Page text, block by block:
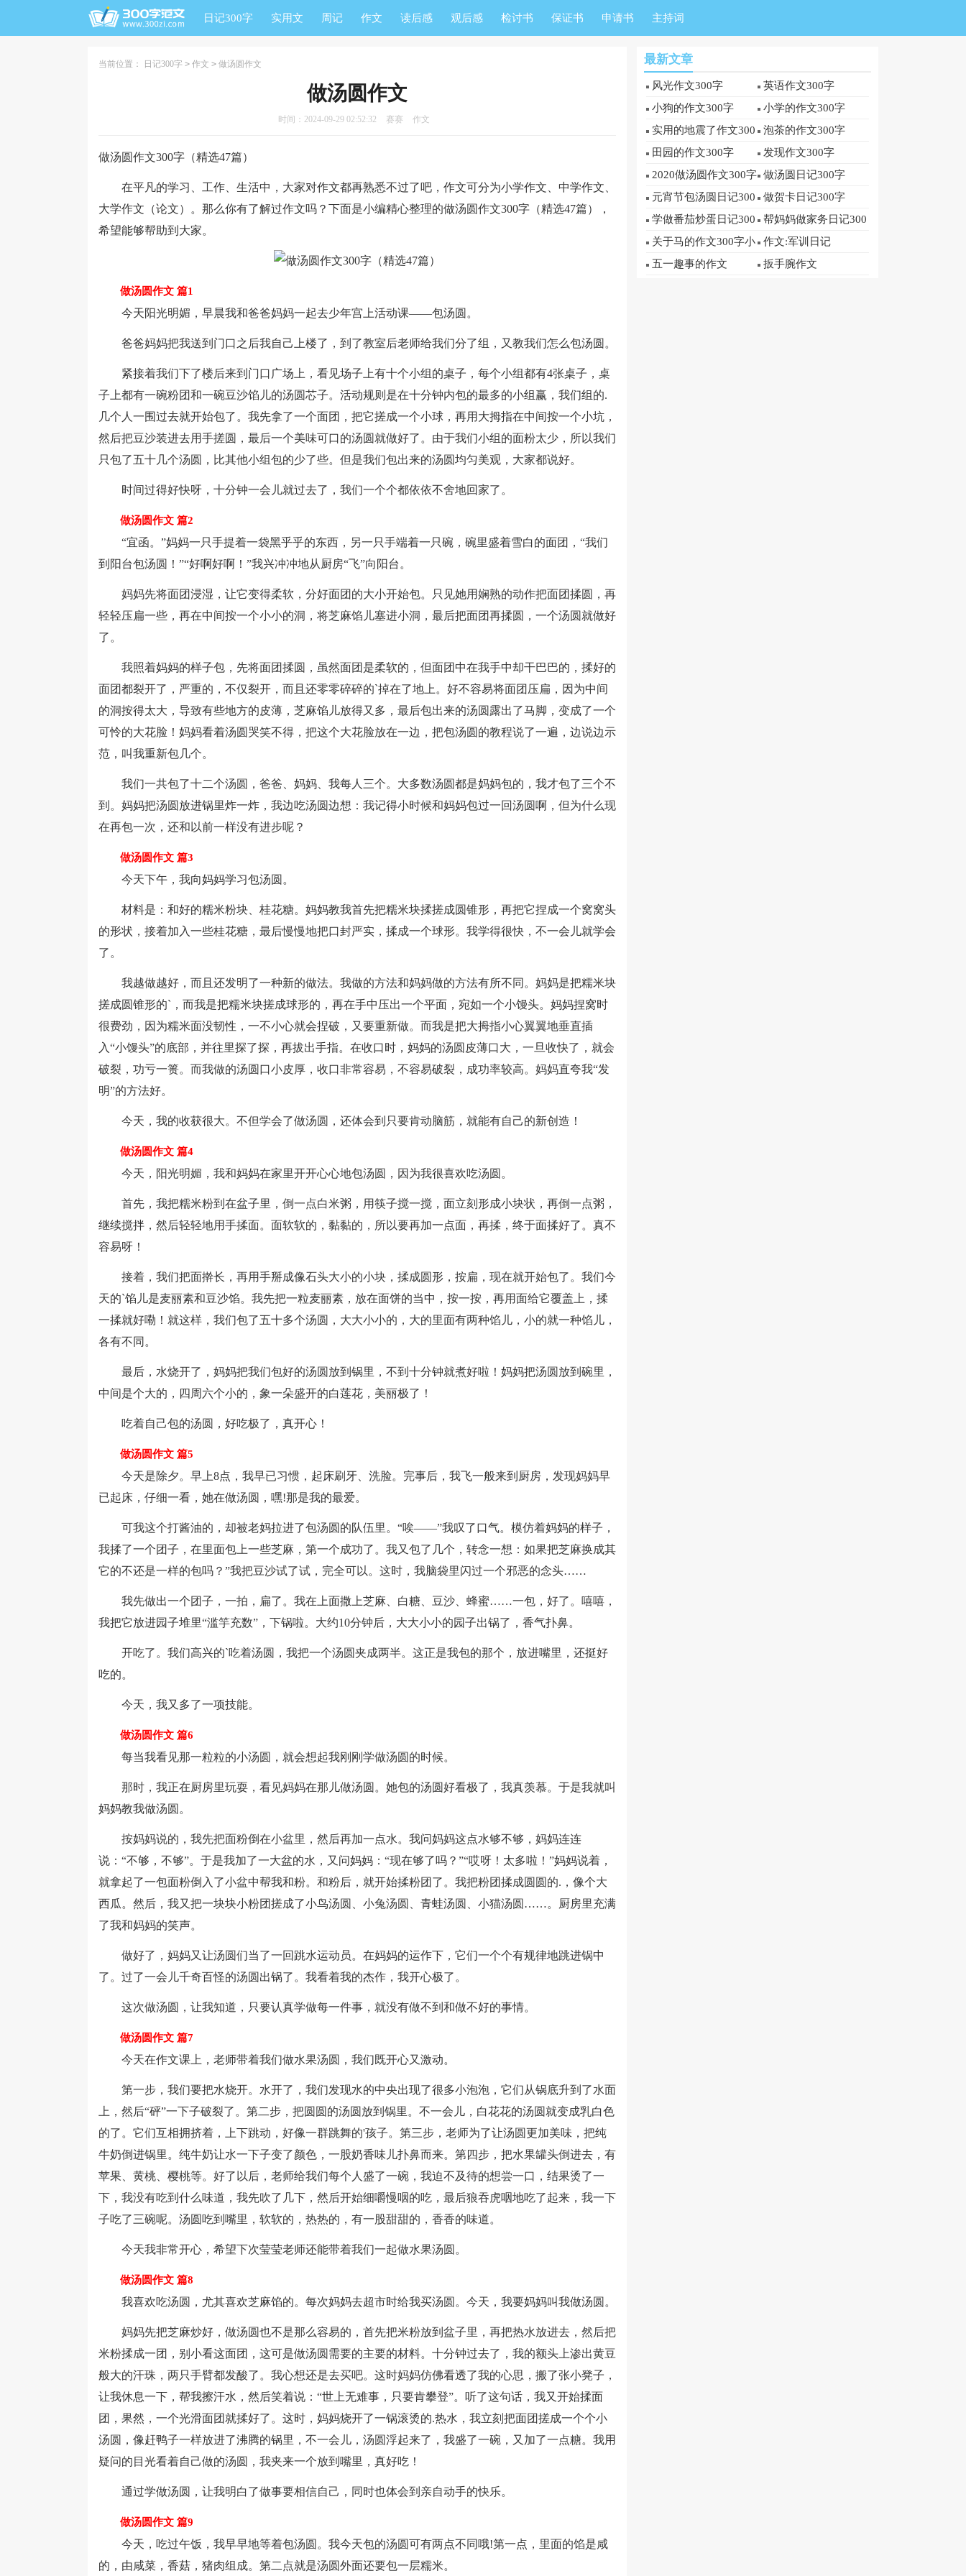
日记300字 实用文 周记 作文 读后感 观后感 检讨书 保证书 申请书 主持词
当前位置： 日记300字 > 作文 > 做汤圆作文
做汤圆作文
时间：2024-09-29 02:52:32 赛赛 作文
做汤圆作文300字（精选47篇）
在平凡的学习、工作、生活中，大家对作文都再熟悉不过了吧，作文可分为小学作文、中学作文、
大学作文（论文）。那么你有了解过作文吗？下面是小编精心整理的做汤圆作文300字（精选47篇），
希望能够帮助到大家。
做汤圆作文 篇1
今天阳光明媚，早晨我和爸爸妈妈一起去少年宫上活动课——包汤圆。
爸爸妈妈把我送到门口之后我自己上楼了，到了教室后老师给我们分了组，又教我们怎么包汤圆。
紧接着我们下了楼后来到门口广场上，看见场子上有十个小组的桌子，每个小组都有4张桌子，桌
子上都有一碗粉团和一碗豆沙馅儿的汤圆芯子。活动规则是在十分钟内包的最多的小组赢，我们组的.
几个人一围过去就开始包了。我先拿了一个面团，把它搓成一个小球，再用大拇指在中间按一个小坑，
然后把豆沙装进去用手搓圆，最后一个美味可口的汤圆就做好了。由于我们小组的面粉太少，所以我们
只包了五十几个汤圆，比其他小组包的少了些。但是我们包出来的汤圆均匀美观，大家都说好。
时间过得好快呀，十分钟一会儿就过去了，我们一个个都依依不舍地回家了。
做汤圆作文 篇2
“宜函。”妈妈一只手提着一袋黑乎乎的东西，另一只手端着一只碗，碗里盛着雪白的面团，“我们
到阳台包汤圆！”“好啊好啊！”我兴冲冲地从厨房“飞”向阳台。
妈妈先将面团浸湿，让它变得柔软，分好面团的大小开始包。只见她用娴熟的动作把面团揉圆，再
轻轻压扁一些，再在中间按一个小小的洞，将芝麻馅儿塞进小洞，最后把面团再揉圆，一个汤圆就做好
了。
我照着妈妈的样子包，先将面团揉圆，虽然面团是柔软的，但面团中在我手中却干巴巴的，揉好的
面团都裂开了，严重的，不仅裂开，而且还零零碎碎的`掉在了地上。好不容易将面团压扁，因为中间
的洞按得太大，导致有些地方的皮薄，芝麻馅儿放得又多，最后包出来的汤圆露出了马脚，变成了一个
可怜的大花脸！妈妈看着汤圆哭笑不得，把这个大花脸放在一边，把包汤圆的教程说了一遍，边说边示
范，叫我重新包几个。
我们一共包了十二个汤圆，爸爸、妈妈、我每人三个。大多数汤圆都是妈妈包的，我才包了三个不
到。妈妈把汤圆放进锅里炸一炸，我边吃汤圆边想：我记得小时候和妈妈包过一回汤圆啊，但为什么现
在再包一次，还和以前一样没有进步呢？
做汤圆作文 篇3
今天下午，我向妈妈学习包汤圆。
材料是：和好的糯米粉块、桂花糖。妈妈教我首先把糯米块揉搓成圆锥形，再把它捏成一个窝窝头
的形状，接着加入一些桂花糖，最后慢慢地把口封严实，揉成一个球形。我学得很快，不一会儿就学会
了。
我越做越好，而且还发明了一种新的做法。我做的方法和妈妈做的方法有所不同。妈妈是把糯米块
搓成圆锥形的`，而我是把糯米块搓成球形的，再在手中压出一个平面，宛如一个小馒头。妈妈捏窝时
很费劲，因为糯米面没韧性，一不小心就会捏破，又要重新做。而我是把大拇指小心翼翼地垂直插
入“小馒头”的底部，并往里探了探，再拔出手指。在收口时，妈妈的汤圆皮薄口大，一旦收快了，就会
破裂，功亏一篑。而我做的汤圆口小皮厚，收口非常容易，不容易破裂，成功率较高。妈妈直夸我“发
明”的方法好。
今天，我的收获很大。不但学会了做汤圆，还体会到只要肯动脑筋，就能有自己的新创造！
做汤圆作文 篇4
今天，阳光明媚，我和妈妈在家里开开心心地包汤圆，因为我很喜欢吃汤圆。
首先，我把糯米粉到在盆子里，倒一点白米粥，用筷子搅一搅，面立刻形成小块状，再倒一点粥，
继续搅拌，然后轻轻地用手揉面。面软软的，黏黏的，所以要再加一点面，再揉，终于面揉好了。真不
容易呀！
接着，我们把面擀长，再用手掰成像石头大小的小块，揉成圆形，按扁，现在就开始包了。我们今
天的`馅儿是麦丽素和豆沙馅。我先把一粒麦丽素，放在面饼的当中，按一按，再用面给它覆盖上，揉
一揉就好嘞！就这样，我们包了五十多个汤圆，大大小小的，大的里面有两种馅儿，小的就一种馅儿，
各有不同。
最后，水烧开了，妈妈把我们包好的汤圆放到锅里，不到十分钟就煮好啦！妈妈把汤圆放到碗里，
中间是个大的，四周六个小的，象一朵盛开的白莲花，美丽极了！
吃着自己包的汤圆，好吃极了，真开心！
做汤圆作文 篇5
今天是除夕。早上8点，我早已习惯，起床刷牙、洗脸。完事后，我飞一般来到厨房，发现妈妈早
已起床，仔细一看，她在做汤圆，嘿!那是我的最爱。
可我这个打酱油的，却被老妈拉进了包汤圆的队伍里。“唉——”我叹了口气。模仿着妈妈的样子，
我揉了一个团子，在里面包上一些芝麻，第一个成功了。我又包了几个，转念一想：如果把芝麻换成其
它的不还是一样的包吗？”我把豆沙试了试，完全可以。这时，我脑袋里闪过一个邪恶的念头……
我先做出一个团子，一拍，扁了。我在上面撒上芝麻、白糖、豆沙、蜂蜜……一包，好了。嘻嘻，
我把它放进园子堆里“滥竽充数”，下锅啦。大约10分钟后，大大小小的园子出锅了，香气扑鼻。
开吃了。我们高兴的`吃着汤圆，我把一个汤圆夹成两半。这正是我包的那个，放进嘴里，还挺好
吃的。
今天，我又多了一项技能。
做汤圆作文 篇6
每当我看见那一粒粒的小汤圆，就会想起我刚刚学做汤圆的时候。
那时，我正在厨房里玩耍，看见妈妈在那儿做汤圆。她包的汤圆好看极了，我真羡慕。于是我就叫
妈妈教我做汤圆。
按妈妈说的，我先把面粉倒在小盆里，然后再加一点水。我问妈妈这点水够不够，妈妈连连
说：“不够，不够”。于是我加了一大盆的水，又问妈妈：“现在够了吗？”“哎呀！太多啦！”妈妈说着，
就拿起了一包面粉倒入了小盆中帮我和粉。和粉后，就开始揉粉团了。我把粉团揉成圆圆的.，像个大
西瓜。然后，我又把一块块小粉团搓成了小鸟汤圆、小兔汤圆、青蛙汤圆、小猫汤圆……。厨房里充满
了我和妈妈的笑声。
做好了，妈妈又让汤圆们当了一回跳水运动员。在妈妈的运作下，它们一个个有规律地跳进锅中
了。过了一会儿千奇百怪的汤圆出锅了。我看着我的杰作，我开心极了。
这次做汤圆，让我知道，只要认真学做每一件事，就没有做不到和做不好的事情。
做汤圆作文 篇7
今天在作文课上，老师带着我们做水果汤圆，我们既开心又激动。
第一步，我们要把水烧开。水开了，我们发现水的中央出现了很多小泡泡，它们从锅底升到了水面
上，然后“砰”一下子破裂了。第二步，把圆圆的汤圆放到锅里。不一会儿，白花花的汤圆就变成乳白色
的了。它们互相拥挤着，上下跳动，好像一群跳舞的'孩子。第三步，老师为了让汤圆更加美味，把纯
牛奶倒进锅里。纯牛奶让水一下子变了颜色，一股奶香味儿扑鼻而来。第四步，把水果罐头倒进去，有
苹果、黄桃、樱桃等。好了以后，老师给我们每个人盛了一碗，我迫不及待的想尝一口，结果烫了一
下，我没有吃到什么味道，我先吹了几下，然后开始细嚼慢咽的吃，最后狼吞虎咽地吃了起来，我一下
子吃了三碗呢。汤圆吃到嘴里，软软的，热热的，有一股甜甜的，香香的味道。
今天我非常开心，希望下次莹莹老师还能带着我们一起做水果汤圆。
做汤圆作文 篇8
我喜欢吃汤圆，尤其喜欢芝麻馅的。每次妈妈去超市时给我买汤圆。今天，我要妈妈叫我做汤圆。
妈妈先把芝麻炒好，做汤圆也不是那么容易的，首先把米粉放到盆子里，再把热水放进去，然后把
米粉揉成一团，别小看这面团，这可是做汤圆需要的主要的材料。十分钟过去了，我的额头上渗出黄豆
般大的汗珠，两只手臂都发酸了。我心想还是去买吧。这时妈妈仿佛看透了我的心思，搬了张小凳子，
让我休息一下，帮我擦汗水，然后笑着说：“世上无难事，只要肯攀登”。听了这句话，我又开始揉面
团，果然，一个光滑面团就揉好了。这时，妈妈烧开了一锅滚烫的.热水，我立刻把面团搓成一个个小
汤圆，像赶鸭子一样放进了沸腾的锅里，不一会儿，汤圆浮起来了，我盛了一碗，又加了一点糖。我用
疑问的目光看着自己做的汤圆，我夹来一个放到嘴里，真好吃！
通过学做汤圆，让我明白了做事要相信自己，同时也体会到亲自动手的快乐。
做汤圆作文 篇9
今天，吃过午饭，我早早地等着包汤圆。我今天包的汤圆可有两点不同哦!第一点，里面的馅是咸
的，由咸菜，香菇，猪肉组成。第二点就是汤圆外面还要包一层糯米。
最新文章
风光作文300字
英语作文300字
小狗的作文300字
小学的作文300字
实用的地震了作文300
字
泡茶的作文300字
田园的作文300字
发现作文300字
2020做汤圆作文300字 做汤圆日记300字
元宵节包汤圆日记300
字
做贺卡日记300字
学做番茄炒蛋日记300
字
帮妈妈做家务日记300
字
关于马的作文300字小
学优秀作文
作文:军训日记
五一趣事的作文
扳手腕作文